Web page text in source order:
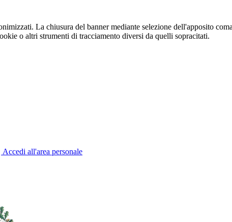
La chiusura del banner mediante selezione dell'apposito
o altri strumenti di tracciamento diversi da quelli sopracitati.
Accedi all'area personale